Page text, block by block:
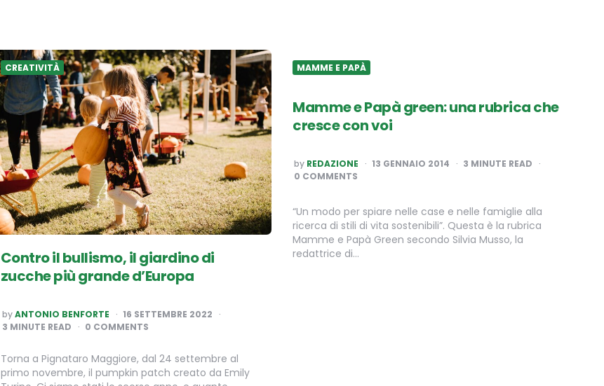
CREATIVITÀ
Contro il bullismo, il giardino di
zucche più grande d’Europa
POSTED
BY
byANTONIO BENFORTE
16 SETTEMBRE 2022
3 MINUTE READ 0 COMMENTS
Torna a Pignataro Maggiore, dal 24 settembre al
primo novembre, il pumpkin patch creato da Emily
MAMME E PAPÀ
Mamme e Papà green: una rubrica che
cresce con voi
POSTED
BY
by REDAZIONE 13 GENNAIO 2014 3 MINUTE READ
0 COMMENTS
“Un modo per spiare nelle case e nelle famiglie alla
ricerca di stili di vita sostenibili”. Questa è la rubrica
Mamme e Papà Green secondo Silvia Musso, la
redattrice di…